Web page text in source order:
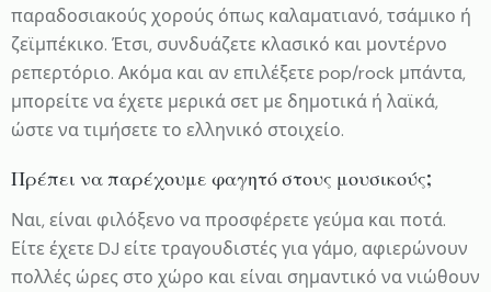
παραδοσιακούς χορούς όπως καλαματιανό, τσάμικο ή
ζεϊμπέκικο. Έτσι, συνδυάζετε κλασικό και μοντέρνο
ρεπερτόριο. Ακόμα και αν επιλέξετε pop/rock μπάντα,
μπορείτε να έχετε μερικά σετ με δημοτικά ή λαϊκά,
ώστε να τιμήσετε το ελληνικό στοιχείο.
Πρέπει να παρέχουμε φαγητό στους μουσικούς;
Ναι, είναι φιλόξενο να προσφέρετε γεύμα και ποτά.
Είτε έχετε DJ είτε τραγουδιστές για γάμο, αφιερώνουν
πολλές ώρες στο χώρο και είναι σημαντικό να νιώθουν